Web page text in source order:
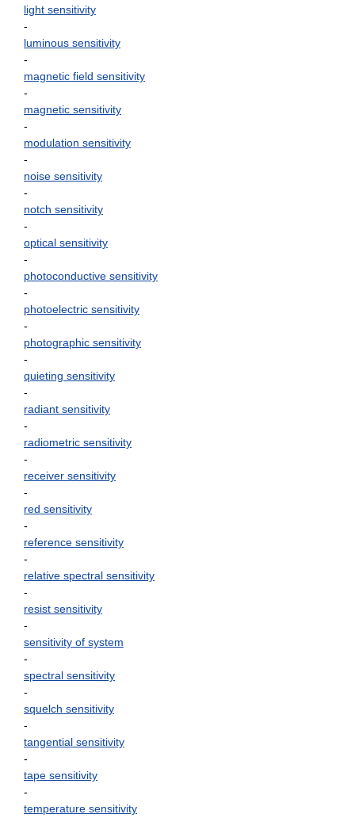
light sensitivity
-
luminous sensitivity
-
magnetic field sensitivity
-
magnetic sensitivity
-
modulation sensitivity
-
noise sensitivity
-
notch sensitivity
-
optical sensitivity
-
photoconductive sensitivity
-
photoelectric sensitivity
-
photographic sensitivity
-
quieting sensitivity
-
radiant sensitivity
-
radiometric sensitivity
-
receiver sensitivity
-
red sensitivity
-
reference sensitivity
-
relative spectral sensitivity
-
resist sensitivity
-
sensitivity of system
-
spectral sensitivity
-
squelch sensitivity
-
tangential sensitivity
-
tape sensitivity
-
temperature sensitivity